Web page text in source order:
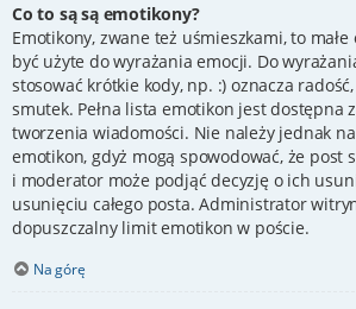
Co to są są emotikony?
Emotikony, zwane też uśmieszkami, to
być użyte do wyrażania emocji. Do
stosować krótkie kody, np. :) oznacza
smutek. Pełna lista emotikon jest dostępna
tworzenia wiadomości. Nie należy jednak
emotikon, gdyż mogą spowodować, że post
i moderator może podjąć decyzję o ich
usunięciu całego posta. Administrator
dopuszczalny limit emotikon w poście.
Na górę